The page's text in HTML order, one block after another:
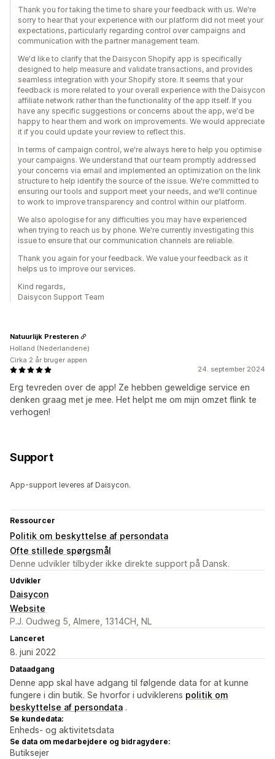
Thank you for taking the time to share your feedback with us. We're
sorry to hear that your experience with our platform did not meet your
expectations, particularly regarding control over campaigns and
communication with the partner management team.
We'd like to clarify that the Daisycon Shopify app is specifically
designed to help measure and validate transactions, and provides
seamless integration with your Shopify store. It seems that your
feedback is more related to your overall experience with the Daisycon
affiliate network rather than the functionality of the app itself. If you
have any specific suggestions or concerns about the app, we'd be
happy to hear them and work on improvements. We would appreciate
it if you could update your review to reflect this.
In terms of campaign control, we're always here to help you optimise
your campaigns. We understand that our team promptly addressed
your concerns via email and implemented an optimization on the link
structure to help identify the source of the issue. We're committed to
ensuring our tools and support meet your needs, and we'll continue
to work to improve transparency and control within our platform.
We also apologise for any difficulties you may have experienced
when trying to reach us by phone. We're currently investigating this
issue to ensure that our communication channels are reliable.
Thank you again for your feedback. We value your feedback as it
helps us to improve our services.
Kind regards,
Daisycon Support Team
24. september 2024
Erg tevreden over de app! Ze hebben geweldige service en
denken graag met je mee. Het helpt me om mijn omzet flink te
verhogen!
Natuurlijk Presteren
Holland (Nederlandene)
Cirka 2 år bruger appen
Support
App-support leveres af Daisycon.
Ressourcer
Politik om beskyttelse af persondata
Ofte stillede spørgsmål
Denne udvikler tilbyder ikke direkte support på Dansk.
Udvikler
Daisycon
Website
P.J. Oudweg 5, Almere, 1314CH, NL
Lanceret
8. juni 2022
Dataadgang
Denne app skal have adgang til følgende data for at kunne
fungere i din butik. Se hvorfor i udviklerens politik om
beskyttelse af persondata .
Se kundedata:
Enheds- og aktivitetsdata
Se data om medarbejdere og bidragydere:
Butiksejer